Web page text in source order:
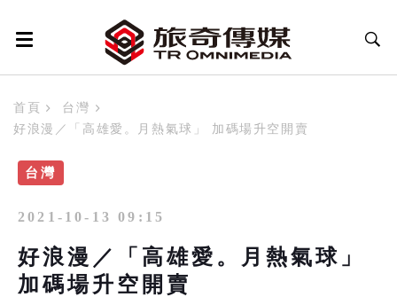
首頁
台灣
好浪漫／「高雄愛。月熱氣球」 加碼場升空開賣
台灣
2021-10-13 09:15
好浪漫／「高雄愛。月熱氣球」
加碼場升空開賣